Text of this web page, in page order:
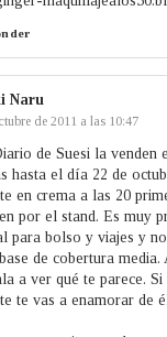
Naru
de 2011 a las 10:47
de Suesi la venden
hasta el día 22 de
en crema a las 20
por el stand. Es muy
para bolso y viajes y
de cobertura
a ver qué te parece.
te vas a enamorar de